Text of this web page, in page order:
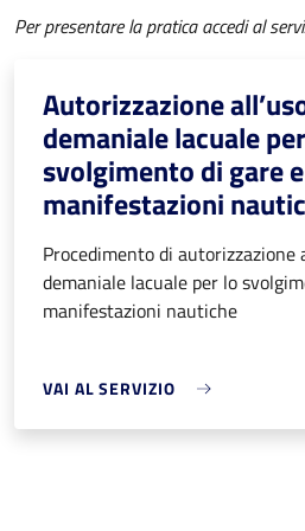
Per presentare la pratica accedi al
Autorizzazione
demaniale lacuale
svolgimento di gare e
manifestazioni
Procedimento di autorizzazione
demaniale lacuale per lo
manifestazioni nautiche
VAI AL SERVIZIO